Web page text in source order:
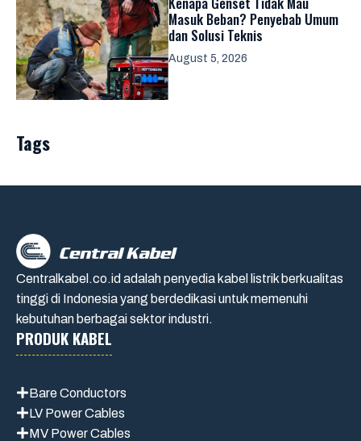
Masuk Beban? Penyebab Umum
dan Solusi Teknis
August 5, 2026
Tags
Centralkabel.co.id adalah penyedia kabel listrik berkualitas
tinggi di Indonesia yang berdedikasi untuk memenuhi
kebutuhan berbagai sektor industri.
PRODUK KABEL
Bare Conductors
LV Power Cables
MV Power Cables